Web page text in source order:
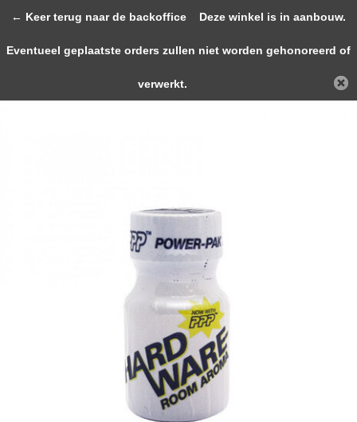
Home
← Keer terug naar de backoffice Deze winkel is in aanbouw.
Eventueel geplaatste orders zullen niet worden gehonoreerd of
verwerkt.